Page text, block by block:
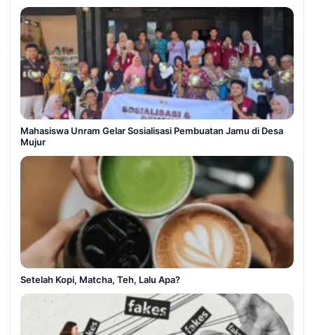
Mahasiswa Unram Gelar Sosialisasi Pembuatan Jamu di Desa
Mujur
Setelah Kopi, Matcha, Teh, Lalu Apa?